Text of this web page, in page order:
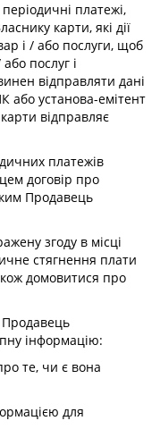
платежі,
карти, які дії
і / або послуги, щоб
послуг і
відправляти дані
або установа-емітент
відправляє
платежів
договір про
Продавець
згоду в місці
стягнення плати
домовитися про
Продавець
інформацію:
те, чи є вона
для